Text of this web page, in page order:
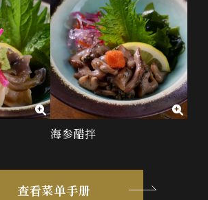
海参醋拌
查看菜单手册